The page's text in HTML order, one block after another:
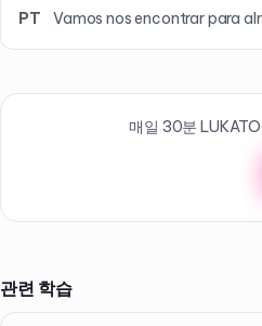
PT
Vamos nos encontrar para
매일 30분
관련 학습